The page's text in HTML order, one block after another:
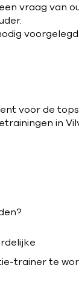
vraag van
voor de
in
trainer te